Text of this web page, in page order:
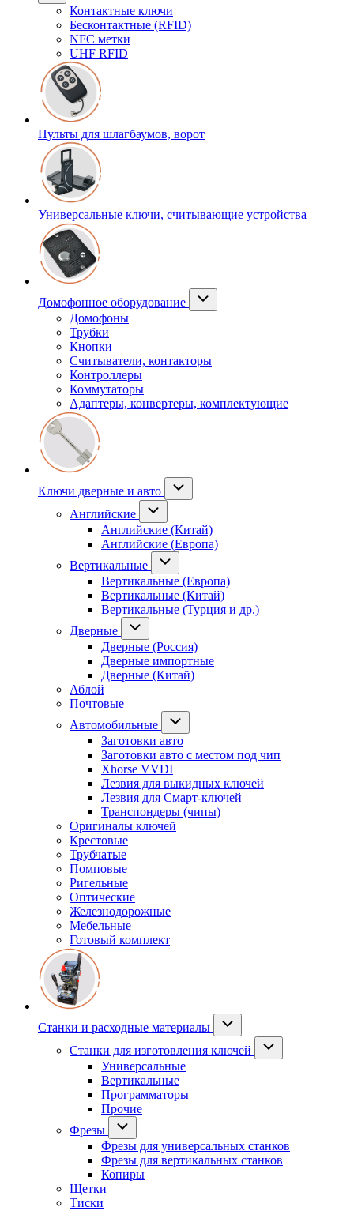
Контактные ключи
Бесконтактные (RFID)
NFC метки
UHF RFID
Пульты для шлагбаумов, ворот
Универсальные ключи, считывающие устройства
Домофонное оборудование
Домофоны
Трубки
Кнопки
Считыватели, контакторы
Контроллеры
Коммутаторы
Адаптеры, конвертеры, комплектующие
Ключи дверные и авто
Английские
Английские (Китай)
Английские (Европа)
Вертикальные
Вертикальные (Европа)
Вертикальные (Китай)
Вертикальные (Турция и др.)
Дверные
Дверные (Россия)
Дверные импортные
Дверные (Китай)
Аблой
Почтовые
Автомобильные
Заготовки авто
Заготовки авто с местом под чип
Xhorse VVDI
Лезвия для выкидных ключей
Лезвия для Смарт-ключей
Транспондеры (чипы)
Оригиналы ключей
Крестовые
Трубчатые
Помповые
Ригельные
Оптические
Железнодорожные
Мебельные
Готовый комплект
Станки и расходные материалы
Станки для изготовления ключей
Универсальные
Вертикальные
Программаторы
Прочие
Фрезы
Фрезы для универсальных станков
Фрезы для вертикальных станков
Копиры
Щетки
Тиски